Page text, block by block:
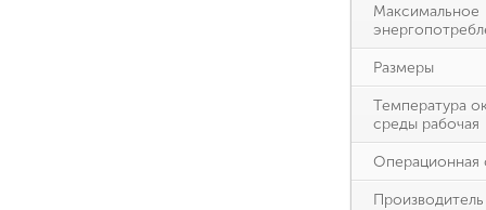
Максимальное
Размеры
Температура
среды рабочая
Операционная
Производитель